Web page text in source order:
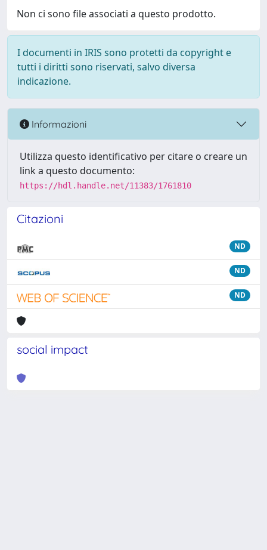
Non ci sono file associati a questo prodotto.
I documenti in IRIS sono protetti da copyright e
tutti i diritti sono riservati, salvo diversa
indicazione.
Informazioni
Utilizza questo identificativo per citare o creare un
link a questo documento:
https://hdl.handle.net/11383/1761810
Citazioni
ND
ND
ND
social impact